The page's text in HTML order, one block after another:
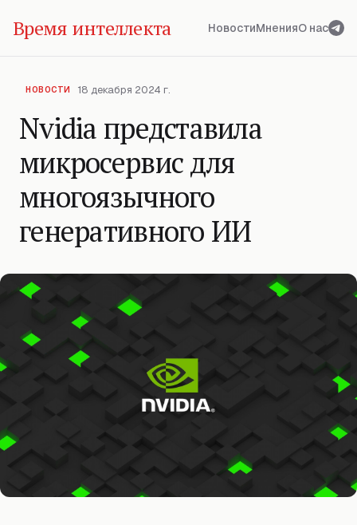
Время интеллекта НовостиМненияО нас
НОВОСТИ 18 декабря 2024 г.
Nvidia представила
микросервис для
многоязычного
генеративного ИИ